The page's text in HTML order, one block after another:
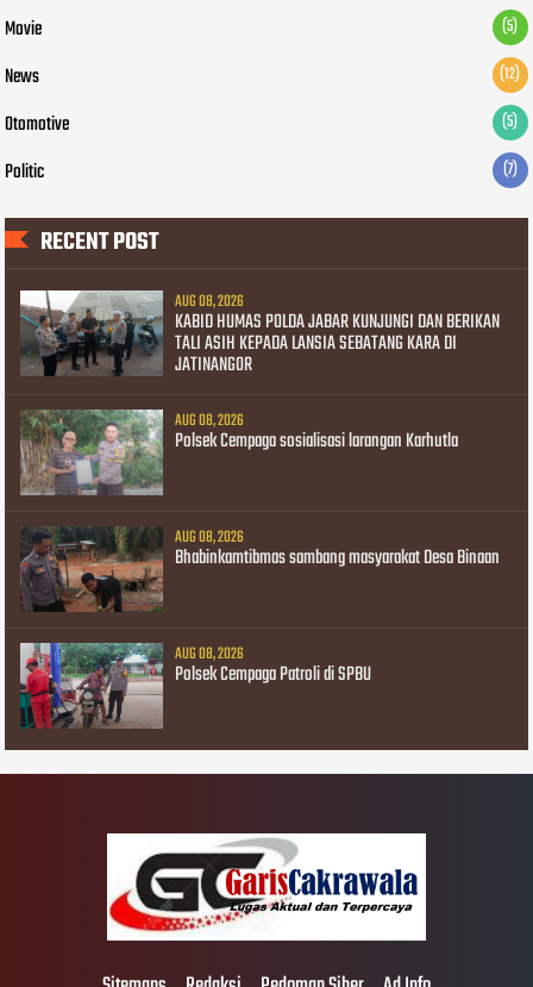
Movie (5)
News (12)
Otomotive (5)
Politic (7)
RECENT POST
AUG 08, 2026
KABID HUMAS POLDA JABAR KUNJUNGI DAN BERIKAN
TALI ASIH KEPADA LANSIA SEBATANG KARA DI
JATINANGOR
AUG 08, 2026
Polsek Cempaga sosialisasi larangan Karhutla
AUG 08, 2026
Bhabinkamtibmas sambang masyarakat Desa Binaan
AUG 08, 2026
Polsek Cempaga Patroli di SPBU